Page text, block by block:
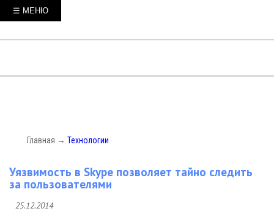
☰ МЕНЮ
Главная → Технологии
Уязвимость в Skype позволяет тайно следить
за пользователями
25.12.2014